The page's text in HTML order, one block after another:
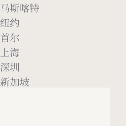
马斯喀特
纽约
首尔
上海
深圳
新加坡